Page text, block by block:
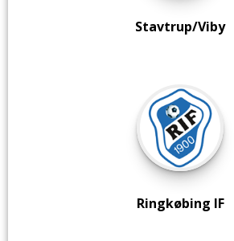
Stavtrup/Viby
Ringkøbing IF